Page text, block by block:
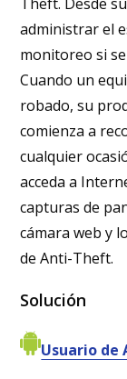
administrar el
monitoreo si
Cuando un
robado, su
comienza a
cualquier
acceda a
capturas de
cámara web y
de Anti-Theft.
Solución
Usuario de